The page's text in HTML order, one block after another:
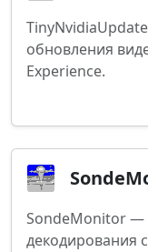
обновления
Experience.
SondeMonitor —
декодирования